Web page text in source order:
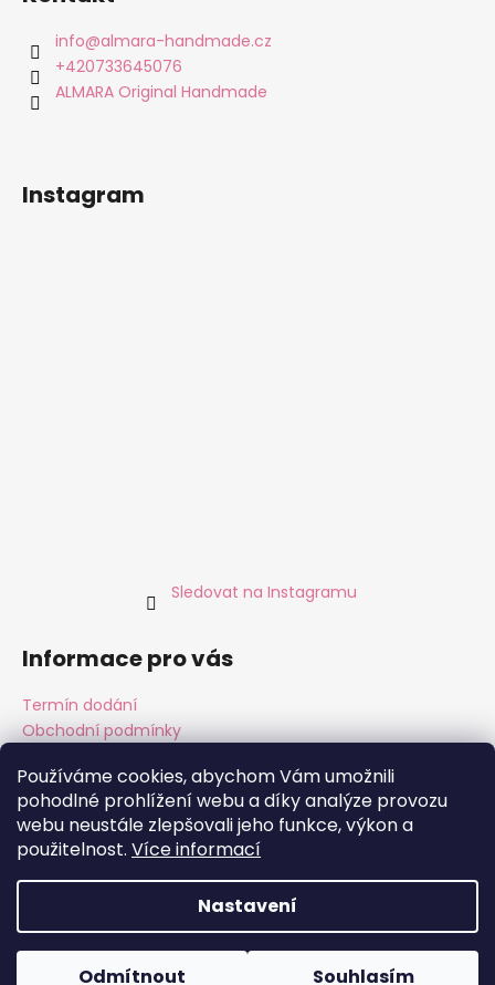
Používáme cookies, abychom Vám umožnili
pohodlné prohlížení webu a díky analýze provozu
webu neustále zlepšovali jeho funkce, výkon a
použitelnost. Více informací
Nastavení
Odmítnout Souhlasím
info@almara-handmade.cz
+420733645076
ALMARA Original Handmade
Instagram
Sledovat na Instagramu
Informace pro vás
Termín dodání
Obchodní podmínky
Instagram Facebook
Copyright 2026ALMARA Original Handmade. Všechna
práva vyhrazena.